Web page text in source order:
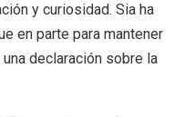
y curiosidad. Sia ha
en parte para mantener
declaración sobre la